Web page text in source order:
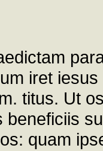
iret
titus. Ut
beneficiis
quam